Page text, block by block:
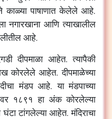
काळ्या पाषाणात केलेले आहे.
नगारखाना आणि त्याखालील
आहे.
दीपमाळा आहेत. त्यापैकी
कोरलेले आहेत. दीपमाळेच्या
मंडप आहे. या मंडपाच्या
१८९१ हा अंक कोरलेल्या
घंटा टांगलेल्या आहेत. मंदिराचा